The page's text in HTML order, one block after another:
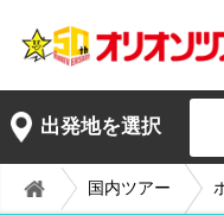
出発地を選択
国内ツアー